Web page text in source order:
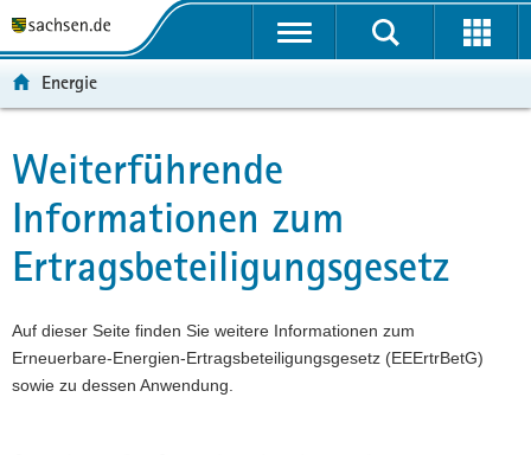
t
ü
e
r
g
e
i
f
t
n
v
i
g
t
i
o
p
n
a
l
t
t
-
e
r
e
c
h
Energie
Hauptinhalt
Weiterführende
Informationen zum
Ertragsbeteiligungsgesetz
Auf dieser Seite finden Sie weitere Informationen zum
Erneuerbare-Energien-Ertragsbeteiligungsgesetz (EEErtrBetG)
sowie zu dessen Anwendung.